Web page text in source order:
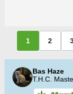
1 2
Bas Haze
T.H.C.